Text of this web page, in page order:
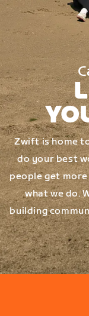
Zwift is home
do your best
people get
what we do.
building